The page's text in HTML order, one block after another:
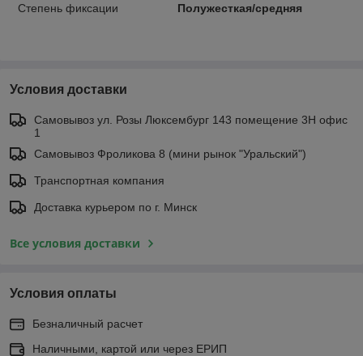
Степень фиксации
Полужесткая/средняя
Условия доставки
Самовывоз ул. Розы Люксембург 143 помещение 3Н офис
1
Самовывоз Фроликова 8 (мини рынок "Уральский")
Транспортная компания
Доставка курьером по г. Минск
Все условия доставки
Условия оплаты
Безналичный расчет
Наличными, картой или через ЕРИП